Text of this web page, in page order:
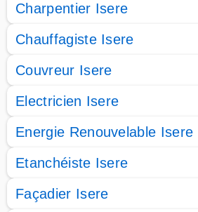
Charpentier Isere
Chauffagiste Isere
Couvreur Isere
Electricien Isere
Energie Renouvelable Isere
Etanchéiste Isere
Façadier Isere